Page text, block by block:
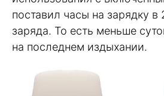
поставил часы на зарядку в
заряда. То есть меньше
на последнем издыхании.